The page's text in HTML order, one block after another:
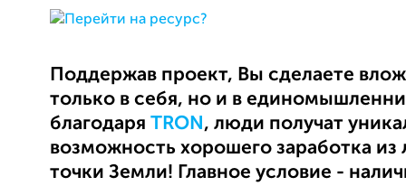
Поддержав проект, Вы сделаете
только в себя, но и в
благодаря TRON , люди получат
возможность хорошего заработка
точки Земли! Главное условие -